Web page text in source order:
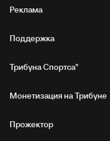
Реклама
Поддержка
Трибуна Спортса"
Монетизация на Трибуне
Прожектор